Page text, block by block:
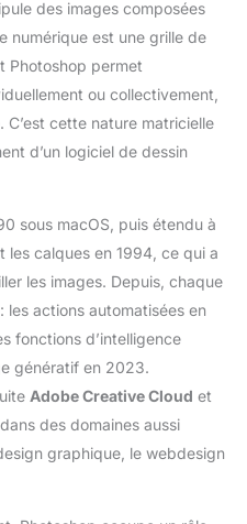
des images composées
numérique est une grille de
permet
ou collectivement,
cette nature matricielle
d’un logiciel de dessin
sous macOS, puis étendu à
les calques en 1994, ce qui a
les images. Depuis, chaque
actions automatisées en
fonctions d’intelligence
génératif en 2023.
Adobe Creative Cloud et
des domaines aussi
graphique, le webdesign